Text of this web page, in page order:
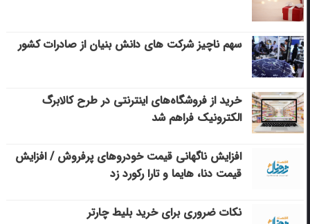
سهم ناچیز شرکت های دانش بنیان از صادرات کشور
خرید از فروشگاه‌های اینترنتی در طرح کالابرگ
الکترونیک فراهم شد
افزایش ناگهانی قیمت خودروهای پرفروش / افزایش
قیمت دنا، هایما و تارا رکورد زد
نکات ضروری برای خرید بلیط چارتر